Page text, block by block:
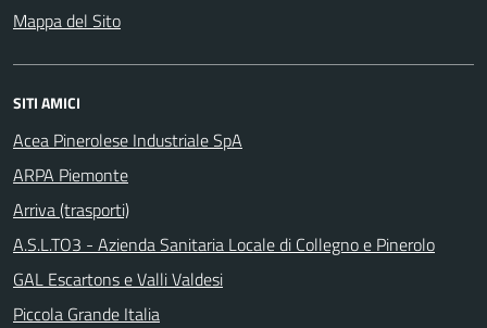
Mappa del Sito
SITI AMICI
Acea Pinerolese Industriale SpA
ARPA Piemonte
Arriva (trasporti)
A.S.L.TO3 - Azienda Sanitaria Locale di Collegno e Pinerolo
GAL Escartons e Valli Valdesi
Piccola Grande Italia